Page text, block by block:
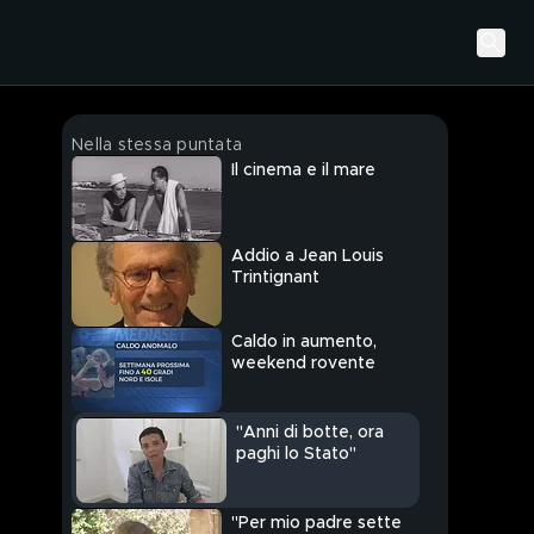
Nella stessa puntata
Il cinema e il mare
Addio a Jean Louis
Trintignant
Caldo in aumento,
weekend rovente
"Anni di botte, ora
paghi lo Stato"
"Per mio padre sette